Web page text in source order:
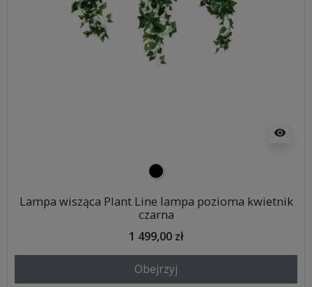
visibility
czarny
Lampa wisząca Plant Line lampa pozioma kwietnik
czarna
1 499,00 zł
Obejrzyj